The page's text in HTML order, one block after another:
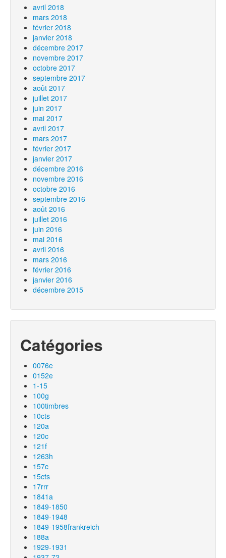
avril 2018
mars 2018
février 2018
janvier 2018
décembre 2017
novembre 2017
octobre 2017
septembre 2017
août 2017
juillet 2017
juin 2017
mai 2017
avril 2017
mars 2017
février 2017
janvier 2017
décembre 2016
novembre 2016
octobre 2016
septembre 2016
août 2016
juillet 2016
juin 2016
mai 2016
avril 2016
mars 2016
février 2016
janvier 2016
décembre 2015
Catégories
0076e
0152e
1-15
100g
100timbres
10cts
120a
120c
121f
1263h
157c
15cts
17rrr
1841a
1849-1850
1849-1948
1849-1958frankreich
188a
1929-1931